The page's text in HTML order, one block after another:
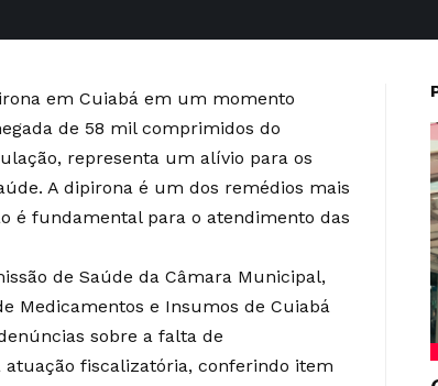
em Cuiabá em um momento
de 58 mil comprimidos do
representa um alívio para os
A dipirona é um dos remédios mais
é fundamental para o atendimento das
de Saúde da Câmara Municipal,
Medicamentos e Insumos de Cuiabá
sobre a falta de
fiscalizatória, conferindo item